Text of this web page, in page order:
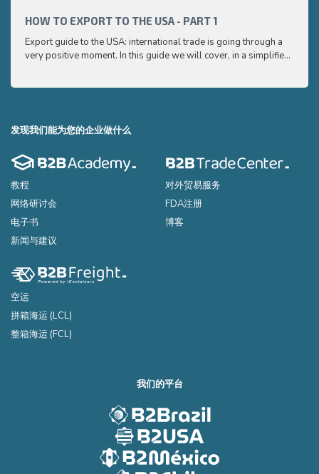
HOW TO EXPORT TO THE USA - PART 1
Export guide to the USA: international trade is going through a
very positive moment. In this guide we will cover, in a simplified
to
发现我们能为您的企业做什么
教程
网络研讨会
电子书
新闻与建议
对外贸易服务
FDA注册
博客
空运
拼箱海运 (LCL)
整箱海运 (FCL)
我们的平台